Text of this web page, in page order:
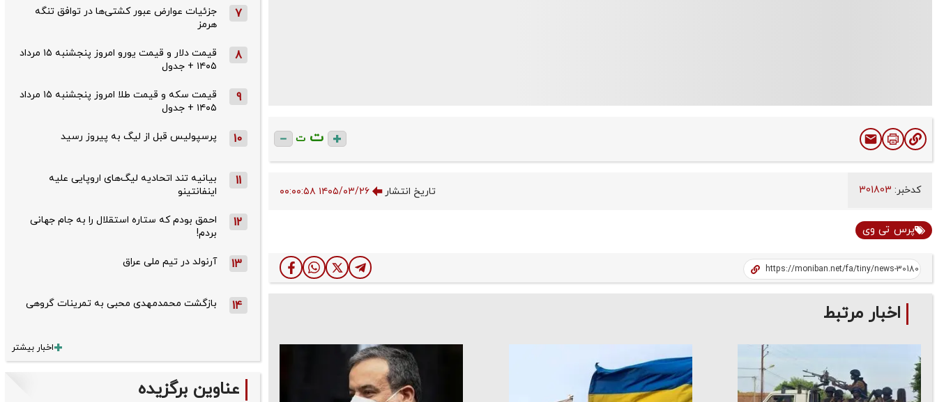
ت ت
کدخبر: تاریخ انتشار ۱۴۰۵/۰۳/۲۶ ۰۰:۰۰:۵۸
پرس تی وی
اخبار مرتبط
7
جزئیات عوارض عبور کشتی‌ها در توافق تنگه
هرمز
8
قیمت دلار و قیمت یورو امروز پنجشنبه ۱۵ مرداد
۱۴۰۵ + جدول
9
قیمت سکه و قیمت طلا امروز پنجشنبه ۱۵ مرداد
۱۴۰۵ + جدول
10 پرسپولیس قبل از لیگ به پیروز رسید
11
بیانیه تند اتحادیه لیگ‌های اروپایی علیه
اینفانتینو
12
احمق بودم که ستاره استقلال را به جام جهانی
بردم!
13 آرنولد در تیم ملی عراق
14 بازگشت محمدمهدی محبی به تمرینات گروهی
اخبار بیشتر
عناوین برگزیده